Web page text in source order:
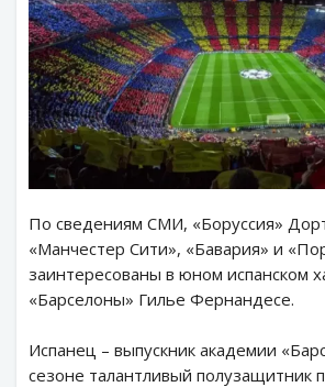
По сведениям СМИ, «Боруссия»
«Манчестер Сити», «Бавария» и
заинтересованы в юном испанском
«Барселоны» Гилье Фернандесе.
Испанец – выпускник академии
сезоне талантливый полузащитник